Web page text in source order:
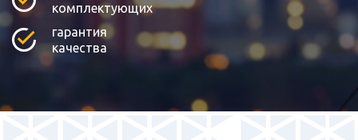
комплектующих
гарантия
качества